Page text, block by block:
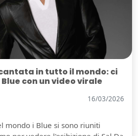
in tutto il mondo: ci
con un video virale
16/03/2026
mondo i Blue si sono riuniti